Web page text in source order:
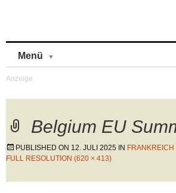
Menü
Belgium EU
PUBLISHED ON 12. JULI 2025 IN
FULL RESOLUTION (620 × 413)